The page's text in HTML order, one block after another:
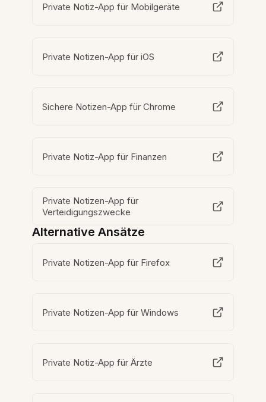
Private Notiz-App für Mobilgeräte
Private Notizen-App für iOS
Sichere Notizen-App für Chrome
Private Notiz-App für Finanzen
Private Notizen-App für
Verteidigungszwecke
Alternative Ansätze
Private Notizen-App für Firefox
Private Notizen-App für Windows
Private Notiz-App für Ärzte